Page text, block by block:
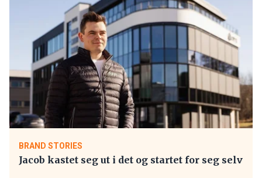
BRAND STORIES
Jacob kastet seg ut i det og startet for seg selv